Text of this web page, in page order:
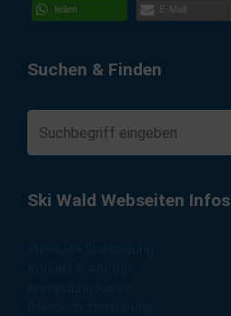
teilen E-Mail
Suchen & Finden
Ski Wald Webseiten Infos
Startseite Skiabteilung
Kontakt & Anfrage
Anmeldung Kurse
Datenschutzerklärung